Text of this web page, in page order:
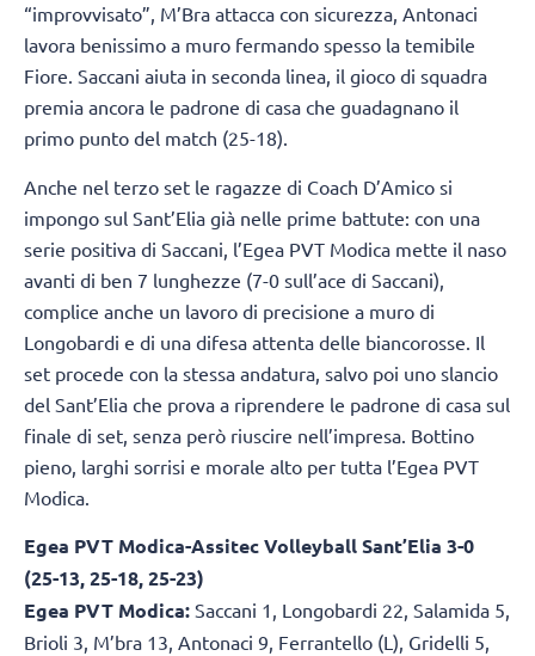
“improvvisato”, M’Bra attacca con sicurezza, Antonaci
lavora benissimo a muro fermando spesso la temibile
Fiore. Saccani aiuta in seconda linea, il gioco di squadra
premia ancora le padrone di casa che guadagnano il
primo punto del match (25-18).
Anche nel terzo set le ragazze di Coach D’Amico si
impongo sul Sant’Elia già nelle prime battute: con una
serie positiva di Saccani, l’Egea PVT Modica mette il naso
avanti di ben 7 lunghezze (7-0 sull’ace di Saccani),
complice anche un lavoro di precisione a muro di
Longobardi e di una difesa attenta delle biancorosse. Il
set procede con la stessa andatura, salvo poi uno slancio
del Sant’Elia che prova a riprendere le padrone di casa sul
finale di set, senza però riuscire nell’impresa. Bottino
pieno, larghi sorrisi e morale alto per tutta l’Egea PVT
Modica.
Egea PVT Modica-Assitec Volleyball Sant’Elia 3-0
(25-13, 25-18, 25-23)
Egea PVT Modica: Saccani 1, Longobardi 22, Salamida 5,
Brioli 3, M’bra 13, Antonaci 9, Ferrantello (L), Gridelli 5,